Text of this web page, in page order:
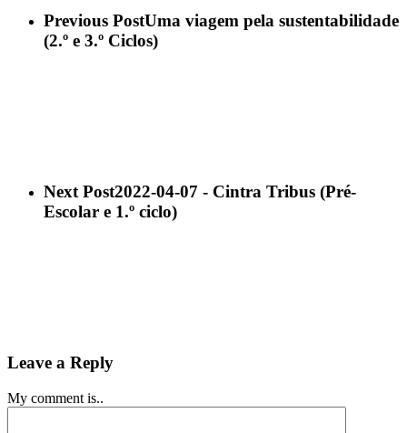
Previous PostUma viagem pela sustentabilidade
(2.º e 3.º Ciclos)
Next Post2022-04-07 - Cintra Tribus (Pré-
Escolar e 1.º ciclo)
Leave a Reply
My comment is..